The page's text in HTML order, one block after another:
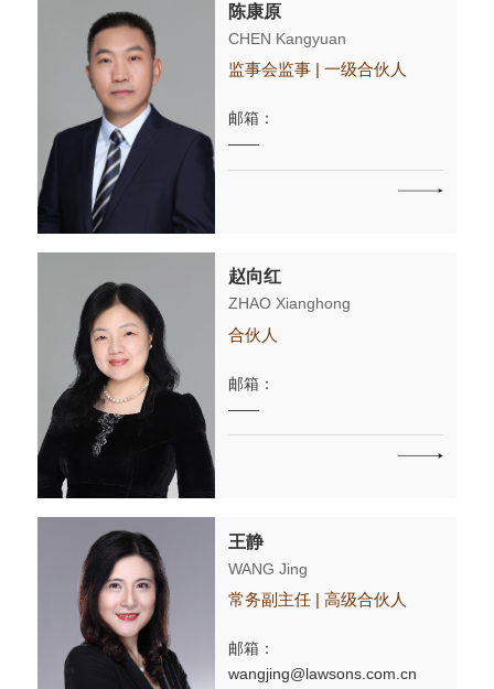
陈康原
CHEN Kangyuan
监事会监事 | 一级合伙人
邮箱：
——
赵向红
ZHAO Xianghong
合伙人
邮箱：
——
王静
WANG Jing
常务副主任 | 高级合伙人
邮箱：
wangjing@lawsons.com.cn